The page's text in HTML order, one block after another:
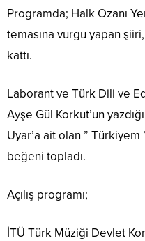
Programda; Halk Ozanı
temasına vurgu yapan
kattı.
Laborant ve Türk Dili ve
Ayşe Gül Korkut’un
Uyar’a ait olan ” Türkiyem
beğeni topladı.
Açılış programı;
İTÜ Türk Müziği Devlet